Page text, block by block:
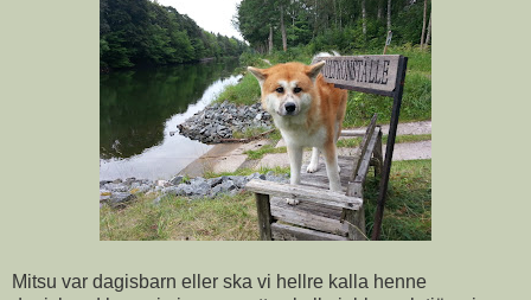
Mitsu var dagisbarn eller ska vi hellre kalla henne